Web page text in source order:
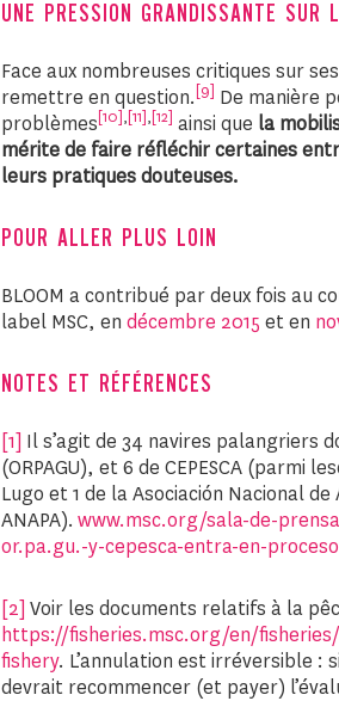
UNE PRESSION GRANDISSANTE SUR
Face aux nombreuses critiques sur
remettre en question. [9] De manière
problèmes[10],[11],[12] ainsi que la
mérite de faire réfléchir certaines
leurs pratiques douteuses.
POUR ALLER PLUS LOIN
BLOOM a contribué par deux fois au
label MSC, en décembre 2015 et en
NOTES ET RÉFÉRENCES
[1] Il s’agit de 34 navires palangriers
(ORPAGU), et 6 de CEPESCA (parmi
Lugo et 1 de la Asociación Nacional
ANAPA). www.msc.org/sala-de-
or.pa.gu.-y-cepesca-entra-en-
[2] Voir les documents relatifs à la
https://fisheries.msc.org/en/
fishery. L’annulation est irréversible :
devrait recommencer (et payer)